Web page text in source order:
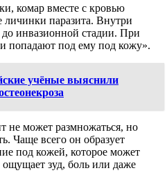
комар вместе с кровью
личинки паразита. Внутри
инвазионной стадии. При
попадают под ему под кожу».
учёные выяснили
не может размножаться, но
Чаще всего он образует
под кожей, которое может
зуд, боль или даже